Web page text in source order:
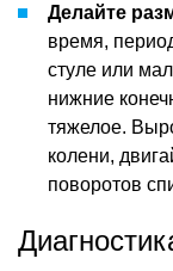
Делайте
время,
стуле или
нижние
тяжелое.
колени,
поворотов